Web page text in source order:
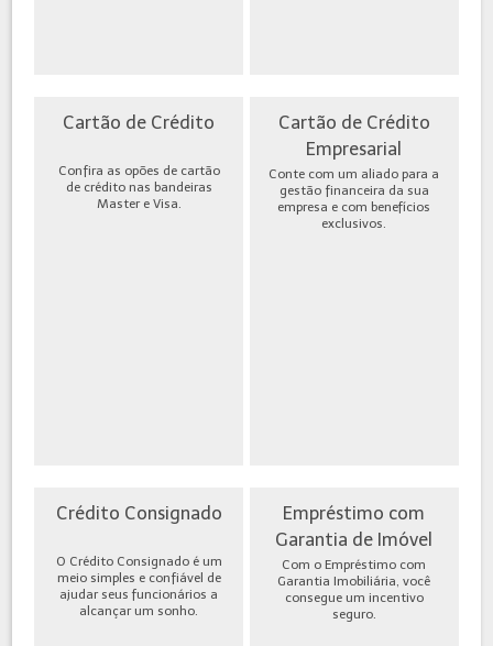
Cartão de Crédito
Confira as opões de cartão
de crédito nas bandeiras
Master e Visa.
Cartão de Crédito
Empresarial
Conte com um aliado para a
gestão financeira da sua
empresa e com benefícios
exclusivos.
Crédito Consignado
O Crédito Consignado é um
meio simples e confiável de
ajudar seus funcionários a
alcançar um sonho.
Empréstimo com
Garantia de Imóvel
Com o Empréstimo com
Garantia Imobiliária, você
consegue um incentivo
seguro.